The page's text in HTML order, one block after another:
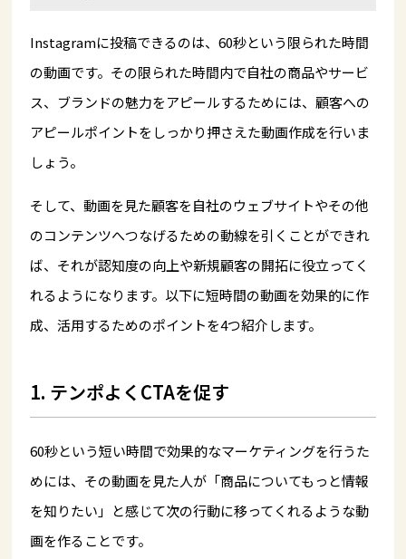
Instagramに投稿できるのは、60秒という限られた時間
の動画です。その限られた時間内で自社の商品やサービ
ス、ブランドの魅力をアピールするためには、顧客への
アピールポイントをしっかり押さえた動画作成を行いま
しょう。
そして、動画を見た顧客を自社のウェブサイトやその他
のコンテンツへつなげるための動線を引くことができれ
ば、それが認知度の向上や新規顧客の開拓に役立ってく
れるようになります。以下に短時間の動画を効果的に作
成、活用するためのポイントを4つ紹介します。
1. テンポよくCTAを促す
60秒という短い時間で効果的なマーケティングを行うた
めには、その動画を見た人が「商品についてもっと情報
を知りたい」と感じて次の行動に移ってくれるような動
画を作ることです。